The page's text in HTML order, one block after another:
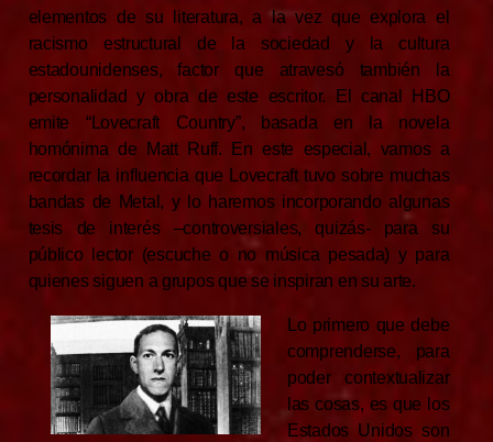
elementos de su literatura, a la vez que explora el
racismo estructural de la sociedad y la cultura
estadounidenses, factor que atravesó también la
personalidad y obra de este escritor. El canal HBO
emite “Lovecraft Country”, basada en la novela
homónima de Matt Ruff.
En este especial, vamos a
recordar la influencia que Lovecraft tuvo sobre muchas
bandas de Metal, y lo haremos incorporando algunas
tesis de interés –controversiales, quizás- para su
público lector (escuche o no música pesada) y para
quienes siguen a grupos que se inspiran en su arte.
Lo primero que debe
comprenderse, para
poder contextualizar
las cosas, es que los
Estados Unidos son